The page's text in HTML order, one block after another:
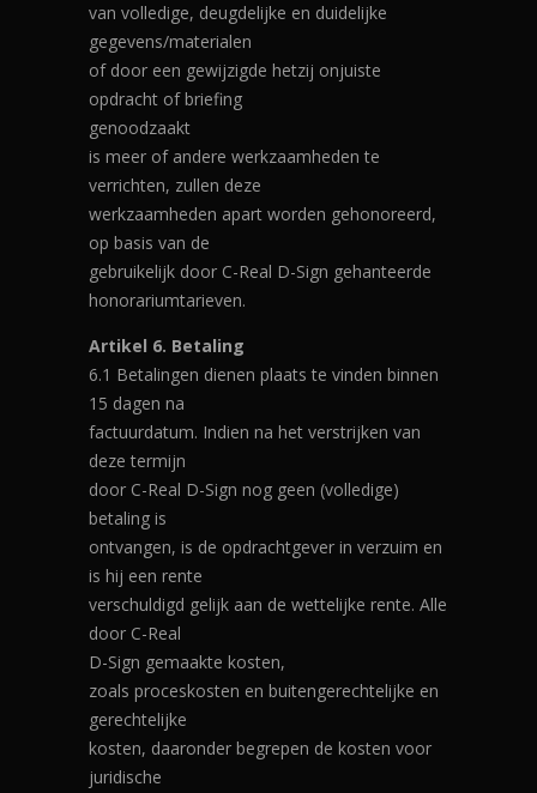
van volledige, deugdelijke en duidelijke
gegevens/materialen
of door een gewijzigde hetzij onjuiste
opdracht of briefing
genoodzaakt
is meer of andere werkzaamheden te
verrichten, zullen deze
werkzaamheden apart worden gehonoreerd,
op basis van de
gebruikelijk door C-Real D-Sign gehanteerde
honorariumtarieven.
Artikel 6. Betaling
6.1 Betalingen dienen plaats te vinden binnen
15 dagen na
factuurdatum. Indien na het verstrijken van
deze termijn
door C-Real D-Sign nog geen (volledige)
betaling is
ontvangen, is de opdrachtgever in verzuim en
is hij een rente
verschuldigd gelijk aan de wettelijke rente. Alle
door C-Real
D-Sign gemaakte kosten,
zoals proceskosten en buitengerechtelijke en
gerechtelijke
kosten, daaronder begrepen de kosten voor
juridische